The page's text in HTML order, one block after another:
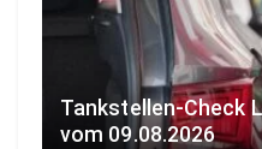
Tankstellen-Check
vom 09.08.2026